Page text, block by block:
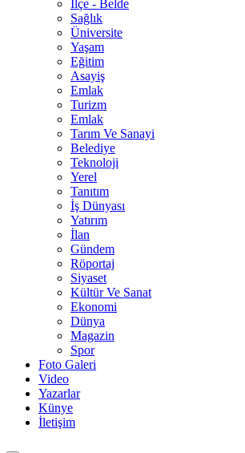
İlçe - Belde
Sağlık
Üniversite
Yaşam
Eğitim
Asayiş
Emlak
Turizm
Emlak
Tarım Ve Sanayi
Belediye
Teknoloji
Yerel
Tanıtım
İş Dünyası
Yatırım
İlan
Gündem
Röportaj
Siyaset
Kültür Ve Sanat
Ekonomi
Dünya
Magazin
Spor
Foto Galeri
Video
Yazarlar
Künye
İletişim